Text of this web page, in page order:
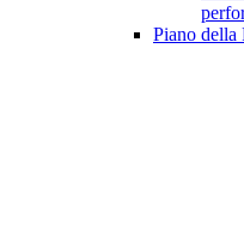
Piano della